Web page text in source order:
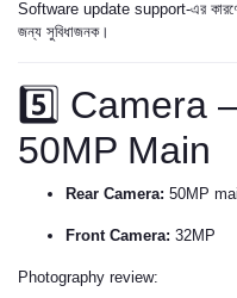
Software update support-এর
জন্য সুবিধাজনক।
5️⃣ Camera
50MP Main
Rear Camera: 50MP
Front Camera: 32MP
Photography review: